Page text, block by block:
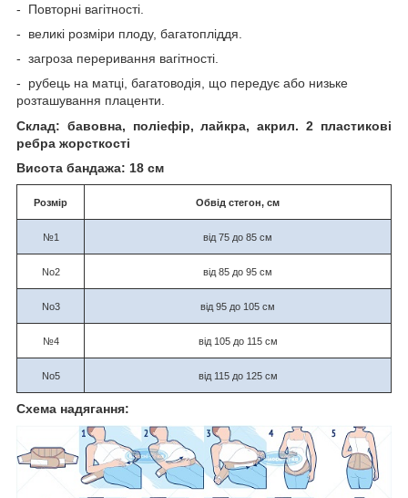
- Повторні вагітності.
- великі розміри плоду, багатопліддя.
- загроза переривання вагітності.
- рубець на матці, багатоводія, що передує або низьке
розташування плаценти.
Склад: бавовна, поліефір, лайкра, акрил. 2 пластикові
ребра жорсткості
Висота бандажа: 18 см
Розмір Обвід стегон, см
№1 від 75 до 85 см
No2 від 85 до 95 см
No3 від 95 до 105 см
№4 від 105 до 115 см
No5 від 115 до 125 см
Схема надягання: